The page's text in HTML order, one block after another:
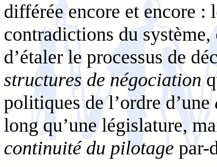
différée encore et encore :
contradictions du
d’étaler le processus de
structures de négociation
politiques de l’ordre d’une
long qu’une législature,
continuité du pilotage par-